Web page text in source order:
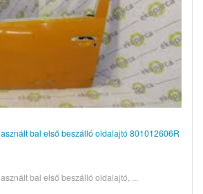
bal első beszálló oldalajtó 801012606R
bal első beszálló oldalajtó, ...